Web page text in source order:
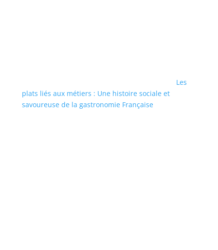
Les
plats liés aux métiers : Une histoire sociale et
savoureuse de la gastronomie Française